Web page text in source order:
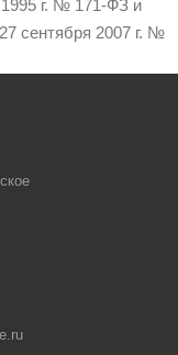
г. № 171-ФЗ и
сентября 2007 г. №